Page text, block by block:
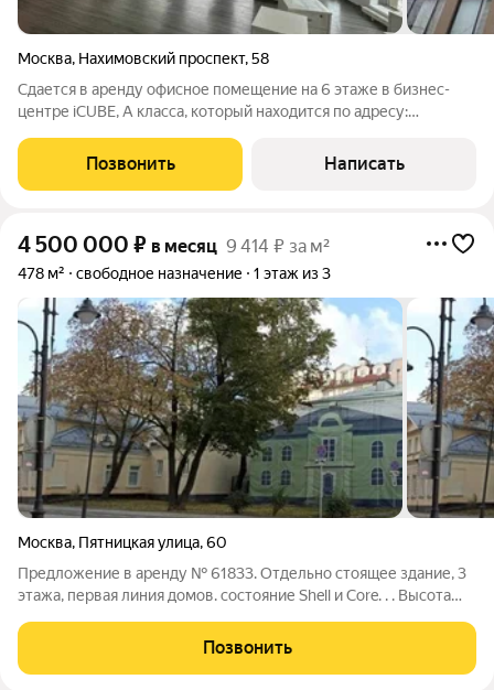
Москва, Нахимовский проспект,58
Сдается в аренду офисное помещение на 6 этаже в бизнес-
центре iCUBE, А класса, который находится по адресу:
ЛОКАЦИЯ: Пешая доступность от станций метро
Профсоюзная, Академическая, Новые
Позвонить Написать
4 500 000 ₽ в месяц 9 414 ₽ за м²
478 м² свободное назначение 1 этаж из 3
Москва, Пятницкая улица,60
Предложение в аренду № 61833. Отдельно стоящее здание, 3
этажа, первая линия домов. состояние Shell и Core. . . Высота
свободного назначения, зальная планировка. . Здание не
памятник ДКН.
Позвонить